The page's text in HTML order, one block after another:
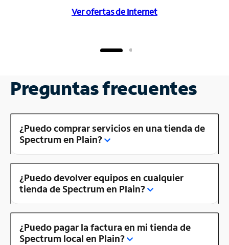
Ver ofertas de Internet
Preguntas frecuentes
¿Puedo comprar servicios en una tienda de
Spectrum en Plain?
¿Puedo devolver equipos en cualquier
tienda de Spectrum en Plain?
¿Puedo pagar la factura en mi tienda de
Spectrum local en Plain?